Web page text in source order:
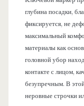
глубина посадки,
фиксируется, не
максимальный
материалы как
головной убор
контакте с лицом,
безупречным. В
неровные строчки